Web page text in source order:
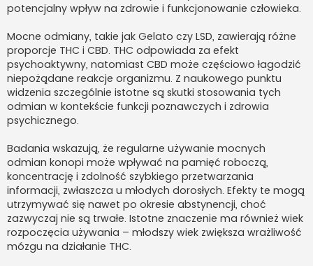
potencjalny wpływ na zdrowie i funkcjonowanie człowieka.
Mocne odmiany, takie jak Gelato czy LSD, zawierają różne
proporcje THC i CBD. THC odpowiada za efekt
psychoaktywny, natomiast CBD może częściowo łagodzić
niepożądane reakcje organizmu. Z naukowego punktu
widzenia szczególnie istotne są skutki stosowania tych
odmian w kontekście funkcji poznawczych i zdrowia
psychicznego.
Badania wskazują, że regularne używanie mocnych
odmian konopi może wpływać na pamięć roboczą,
koncentrację i zdolność szybkiego przetwarzania
informacji, zwłaszcza u młodych dorosłych. Efekty te mogą
utrzymywać się nawet po okresie abstynencji, choć
zazwyczaj nie są trwałe. Istotne znaczenie ma również wiek
rozpoczęcia używania – młodszy wiek zwiększa wrażliwość
mózgu na działanie THC.